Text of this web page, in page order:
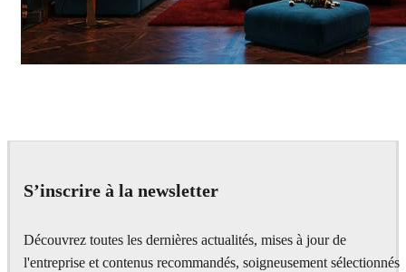
S’inscrire à la newsletter
Découvrez toutes les dernières actualités, mises à jour de
l'entreprise et contenus recommandés, soigneusement sélectionnés